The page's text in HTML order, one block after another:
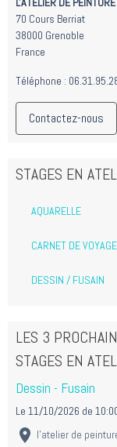
70 Cours Berriat
38000 Grenoble
France
Téléphone :
Contactez-nous
STAGES EN
AQUARELLE
CARNET DE VOYAGE
DESSIN / FUSAIN
LES 3
STAGES EN
Dessin - Fusain
Le 11/10/2026 de
l'atelier de